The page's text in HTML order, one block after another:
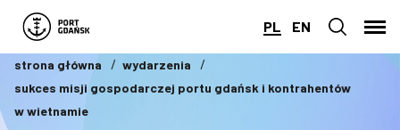
PL EN
strona główna
wydarzenia
sukces misji gospodarczej portu gdańsk i kontrahentów
w wietnamie